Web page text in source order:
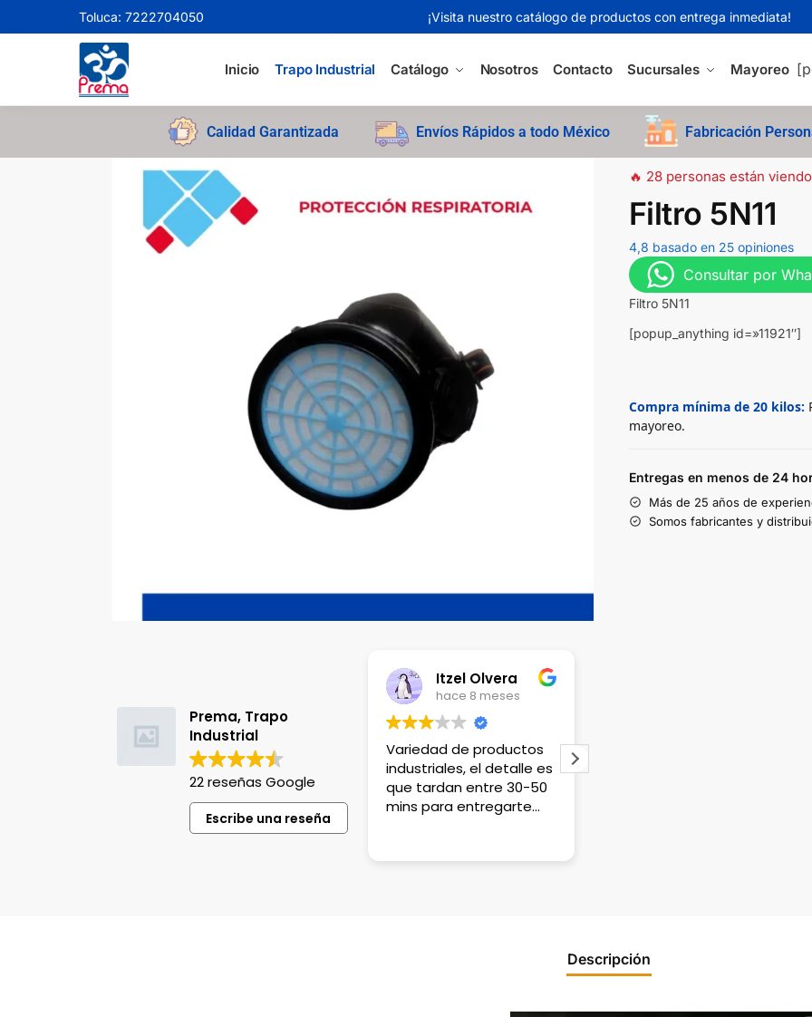
Toluca: 7222704050 ¡Visita nuestro catálogo de productos con entrega inmediata!
Inicio Trapo Industrial Catálogo Nosotros Contacto Sucursales Mayoreo
Search
Calidad Garantizada Envíos Rápidos a todo México Fabricación
Prema, Trapo
Industrial
22 reseñas Google
Escribe una reseña
Itzel Olvera
hace 8 meses
Variedad de productos
industriales, el detalle es
que tardan entre 30-50
mins para entregarte
tus productos.
Lili Lopez
Venden productos que
no en cualquier lado
encuentras, el único
detalle es que no hay
porque hay estradas
🔥 28 personas están
Filtro 5N11
4,8 basado en 25 opiniones
Consultar por
Filtro 5N11
[popup_anything id=»11921″]
Compra mínima de 20 kilos:
mayoreo.
Entregas en menos de 24
Más de 25 años de
Somos fabricantes y
Descripción